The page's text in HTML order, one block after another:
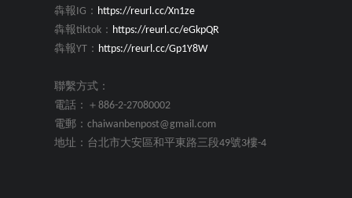
犇報IG： https://reurl.cc/Xn1ze
犇報tiktok： https://reurl.cc/eGkpQR
犇報YT： https://reurl.cc/Gp1Y8W
聯繫方式：
電話：＋886-2-27080002
電郵：chaiwanbenpost@gmail.com
地址：台北市大安區和平東路三段49號3樓-4